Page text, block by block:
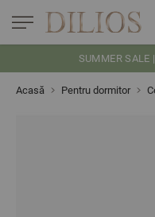
SUMMER
Acasă Pentru dormitor